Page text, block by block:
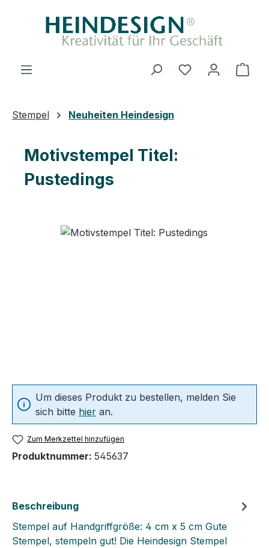
Zum Hauptinhalt springen
Du hast 0
Stempel Neuheiten Heindesign
Motivstempel Titel:
Pustedings
Um dieses Produkt zu bestellen, melden Sie
sich bitte hier an.
Zum Merkzettel hinzufügen
Produktnummer: 545637
Beschreibung
Stempel auf Handgriffgröße: 4 cm x 5 cm Gute
Stempel, stempeln gut! Die Heindesign Stempel